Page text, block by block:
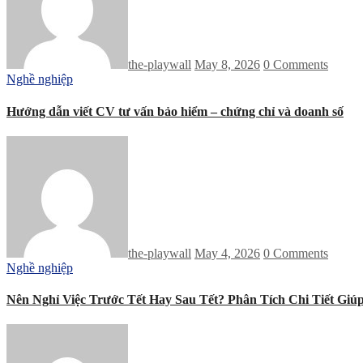
the-playwall May 8, 2026 0 Comments
Nghề nghiệp
Hướng dẫn viết CV tư vấn bảo hiểm – chứng chỉ và doanh số
the-playwall May 4, 2026 0 Comments
Nghề nghiệp
Nên Nghỉ Việc Trước Tết Hay Sau Tết? Phân Tích Chi Tiết